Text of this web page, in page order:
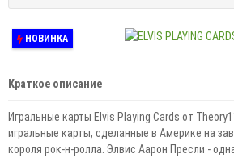
НОВИНКА
Краткое описание
Игральные карты Elvis Playing Cards от
игральные карты, сделанные в Америке на
короля рок-н-ролла. Элвис Аарон Пресли -